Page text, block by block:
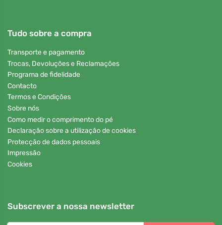
Tudo sobre a compra
Transporte e pagamento
Trocas, Devoluções e Reclamações
Programa de fidelidade
Contacto
Termos e Condições
Sobre nós
Como medir o comprimento do pé
Declaração sobre a utilização de cookies
Protecção de dados pessoais
Impressão
Cookies
Subscrever a nossa newsletter